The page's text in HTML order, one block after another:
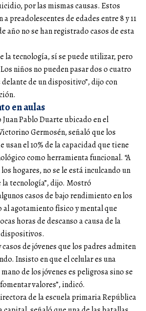
por las mismas causas. Estos
preadolescentes de edades entre 8 y 11
año no se han registrado casos de esta
la tecnología, sí se puede utilizar, pero
niños no pueden pasar dos o cuatro
de un dispositivo”, dijo con
en aulas
Pablo Duarte ubicado en el
Germosén, señaló que los
usan el 10% de la capacidad que tiene
como herramienta funcional. “A
hogares, no se le está inculcando un
la tecnología”, dijo. Mostró
casos de bajo rendimiento en los
agotamiento físico y mental que
horas de descanso a causa de la
de jóvenes que los padres admiten
Insisto en que el celular es una
de los jóvenes es peligrosa sino se
valores”, indicó.
de la escuela primaria República